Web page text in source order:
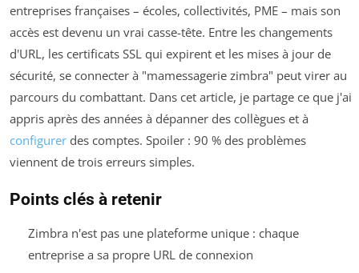
entreprises françaises – écoles, collectivités, PME – mais son
accès est devenu un vrai casse-tête. Entre les changements
d'URL, les certificats SSL qui expirent et les mises à jour de
sécurité, se connecter à "mamessagerie zimbra" peut virer au
parcours du combattant. Dans cet article, je partage ce que j'ai
appris après des années à dépanner des collègues et à
configurer des comptes. Spoiler : 90 % des problèmes
viennent de trois erreurs simples.
Points clés à retenir
Zimbra n'est pas une plateforme unique : chaque
entreprise a sa propre URL de connexion